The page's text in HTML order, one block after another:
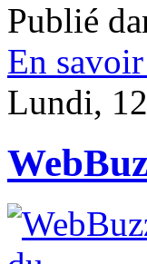
Publié
En
Lundi,